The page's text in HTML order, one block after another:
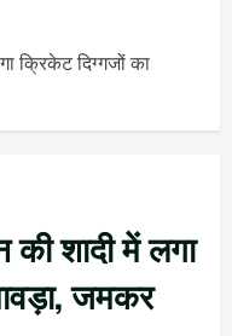
क्रिकेट दिग्गजों का
शादी में लगा
जमकर